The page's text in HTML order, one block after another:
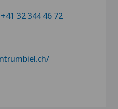
32 344 46 72